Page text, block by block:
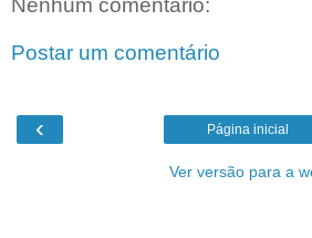
Nenhum comentário:
Postar um comentário
‹ Página inicial
Ver versão para a